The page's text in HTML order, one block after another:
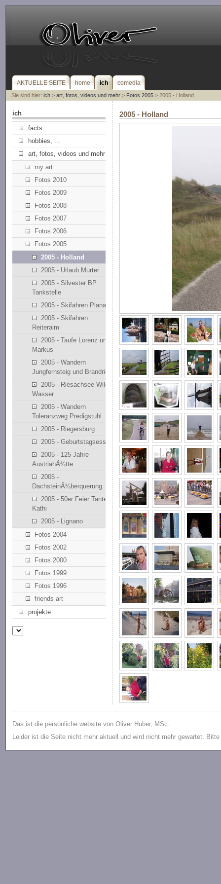
AKTUELLE SEITE home ich comedia
Sie sind hier: ich> art, fotos, videos und mehr> Fotos 2005> 2005 - Holland
ich
facts
hobbies, ...
art, fotos, videos und mehr
my art
Fotos 2010
Fotos 2009
Fotos 2008
Fotos 2007
Fotos 2006
Fotos 2005
2005 - Holland
2005 - Urlaub Murter
2005 - Silvester BP
Tankstelle
2005 - Skifahren Planai
2005 - Skifahren
Reiteralm
2005 - Taufe Lorenz und
Markus
2005 - Wandern
Jungfernsteig und Brandriedl
2005 - Riesachsee Wilde
Wasser
2005 - Wandern
Toleranzweg Predigstuhl
2005 - Riegersburg
2005 - Geburtstagsessen
2005 - 125 Jahre
AustriahÃ¼tte
2005 -
DachsteinÃ¼berquerung
2005 - 50er Feier Tante
Kathi
2005 - Lignano
Fotos 2004
Fotos 2002
Fotos 2000
Fotos 1999
Fotos 1996
friends art
projekte
2005 - Holland
Das ist die persönliche website von Oliver Huber, MSc.
Leider ist die Seite nicht mehr aktuell und wird nicht mehr gewartet.